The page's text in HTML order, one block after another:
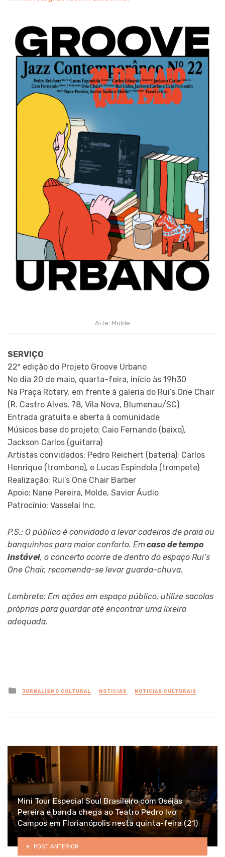
Arte: Molde
SERVIÇO
22º edição do Projeto Groove Urbano
No dia 20 de maio, quarta-feira, início às 19h30
Na Praça Rotary, em frente à galeria do Rui’s One Chair
(R. Castro Alves, 78, Vila Nova, Blumenau/SC)
Entrada gratuita e aberta à comunidade
Músicos base do projeto: Caio Fernando (baixo),
Jackson Carlos (guitarra)
Artistas convidados: Pedro Reichert (bateria); Carlos
Henrique (trombone), e Lucas Espindola (trompete)
Realização: Rui’s One Chair Barber
Apoio: Nane Pereira, Molde, Savior Áudio
Patrocínio: Vasselai Inc.
P.S.: O público é convidado a levar cadeiras de praia ou
banquinhos para maior conforto. Emcaso de tempo
instável, o concerto ocorre de dentro do espaço Rui’s
One Chair, recomenda-se levar guarda-chuva.
Lembrete: Em ações em espaço público, utilize sacolas
próprias para guardar até encontrar uma lixeira
adequada.
Posted
in
JORNALISMO CULTURAL NOTÍCIAS NOTÍCIAS CULTURAIS
Mini Tour Especial Soul Brasileiro com Oséias
Pereira e banda chega ao Teatro Pedro Ivo
Campos em Florianópolis nesta quinta-feira (21)
POST ANTERIOR